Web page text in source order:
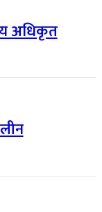
अधिकृत